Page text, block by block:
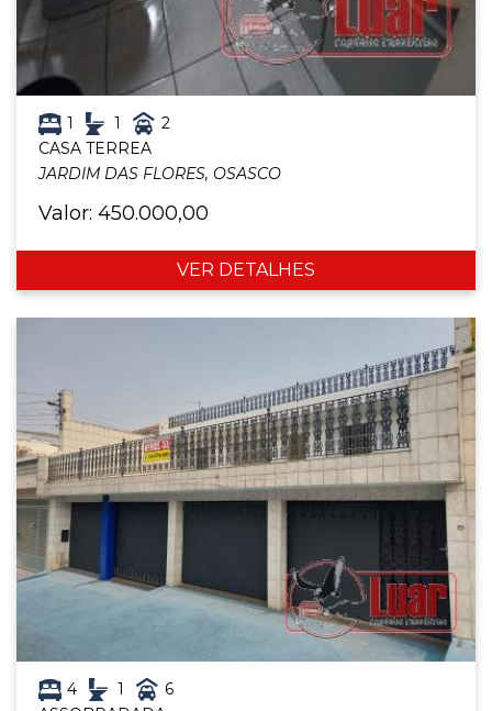
1 1
2
CASA TERREA
JARDIM DAS FLORES, OSASCO
Valor: 450.000,00
VER DETALHES
4 1
6